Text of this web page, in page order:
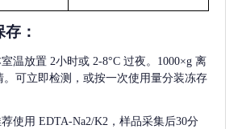
存 ：
温放置 2小时或 2-8°C 过夜。1000×g 离
。可立即检测，或按一次使用量分装冻存
使用 EDTA-Na2/K2，样品采集后30分